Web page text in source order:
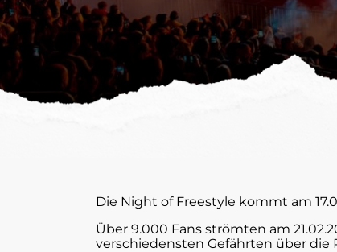
Die Night of Freestyle kommt am
Über 9.000 Fans strömten am
verschiedensten Gefährten über